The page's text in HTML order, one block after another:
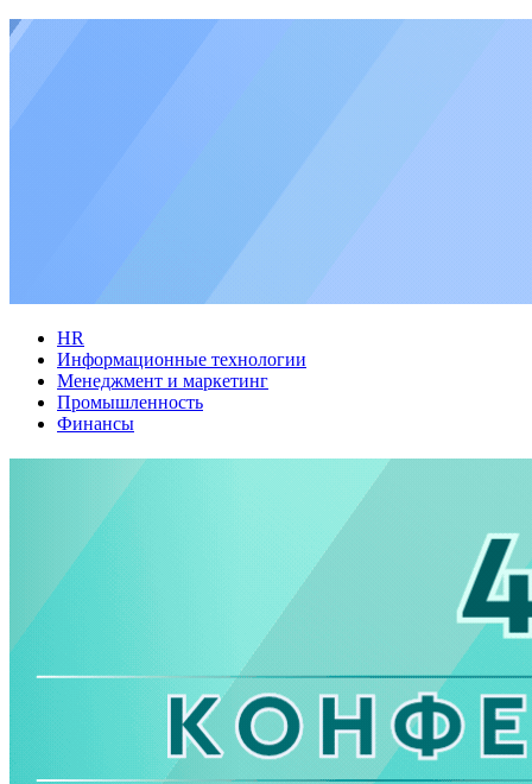
HR
Информационные технологии
Менеджмент и маркетинг
Промышленность
Финансы